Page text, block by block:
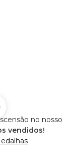
no nosso
vendidos!